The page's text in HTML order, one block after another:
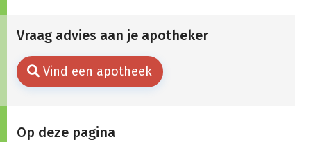
Vraag advies aan je apotheker
Vind een apotheek
Op deze pagina